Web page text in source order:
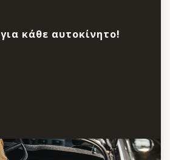
κάθε αυτοκίνητο!